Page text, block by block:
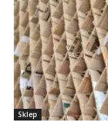
Sklep